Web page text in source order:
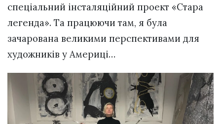
спеціальний інсталяційний проект «Стара
легенда». Та працюючи там, я була
зачарована великими перспективами для
художників у Америці…